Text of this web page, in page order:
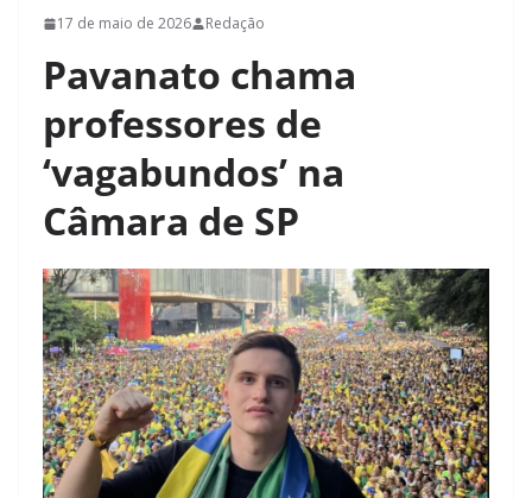
17 de maio de 2026 Redação
Pavanato chama
professores de
‘vagabundos’ na
Câmara de SP